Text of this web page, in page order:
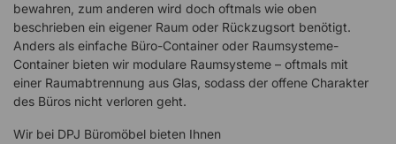
bewahren, zum anderen wird doch oftmals wie oben
beschrieben ein eigener Raum oder Rückzugsort benötigt.
Anders als einfache Büro-Container oder Raumsysteme-
Container bieten wir modulare Raumsysteme – oftmals mit
einer Raumabtrennung aus Glas, sodass der offene Charakter
des Büros nicht verloren geht.
Wir bei DPJ Büromöbel bieten Ihnen